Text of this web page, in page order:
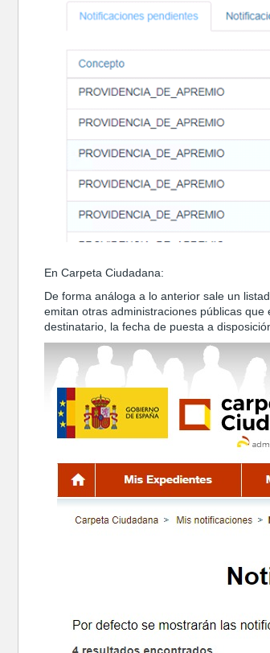
En Carpeta Ciudadana:
De forma análoga a lo anterior sale un
emitan otras administraciones públicas
destinatario, la fecha de puesta a